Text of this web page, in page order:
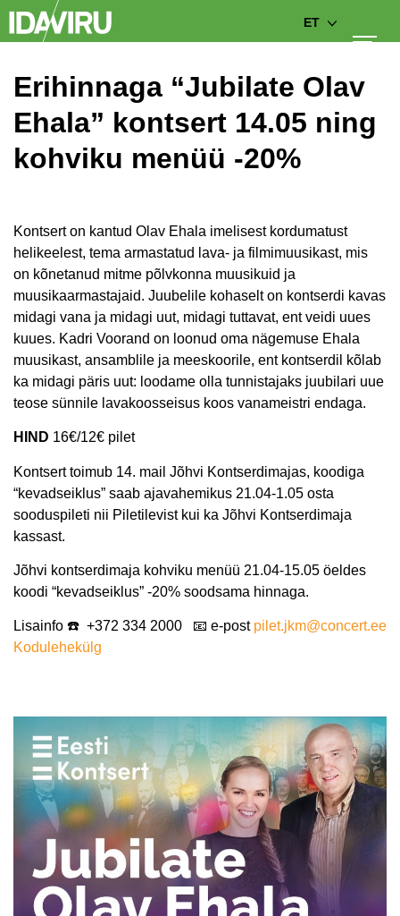
ET
Erihinnaga “Jubilate Olav
Ehala” kontsert 14.05 ning
kohviku menüü -20%
Kontsert on kantud Olav Ehala imelisest kordumatust
helikeelest, tema armastatud lava- ja filmimuusikast, mis
on kõnetanud mitme põlvkonna muusikuid ja
muusikaarmastajaid. Juubelile kohaselt on kontserdi kavas
midagi vana ja midagi uut, midagi tuttavat, ent veidi uues
kuues. Kadri Voorand on loonud oma nägemuse Ehala
muusikast, ansamblile ja meeskoorile, ent kontserdil kõlab
ka midagi päris uut: loodame olla tunnistajaks juubilari uue
teose sünnile lavakoosseisus koos vanameistri endaga.
HIND 16€/12€ pilet
Kontsert toimub 14. mail Jõhvi Kontserdimajas, koodiga
“kevadseiklus” saab ajavahemikus 21.04-1.05 osta
sooduspileti nii Piletilevist kui ka Jõhvi Kontserdimaja
kassast.
Jõhvi kontserdimaja kohviku menüü 21.04-15.05 öeldes
koodi “kevadseiklus” -20% soodsama hinnaga.
Lisainfo ☎️ +372 334 2000 📧 e-post pilet.jkm@concert.ee
Kodulehekülg